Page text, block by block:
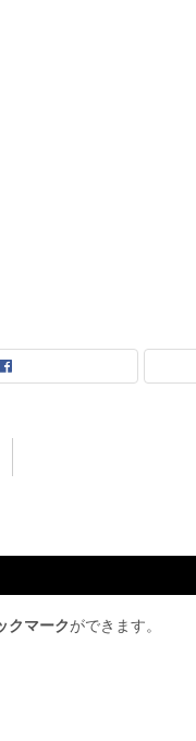
クマークができます。